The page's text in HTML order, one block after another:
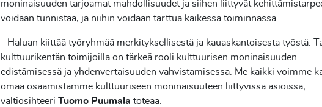
moninaisuuden tarjoamat mahdollisuudet ja siihen liittyvät
voidaan tunnistaa, ja niihin voidaan tarttua kaikessa toiminnassa.
- Haluan kiittää työryhmää merkityksellisestä ja kauaskantoisesta työstä.
kulttuurikentän toimijoilla on tärkeä rooli kulttuurisen moninaisuuden
edistämisessä ja yhdenvertaisuuden vahvistamisessa. Me kaikki voimme
omaa osaamistamme kulttuuriseen moninaisuuteen liittyvissä asioissa,
valtiosihteeri Tuomo Puumala toteaa.